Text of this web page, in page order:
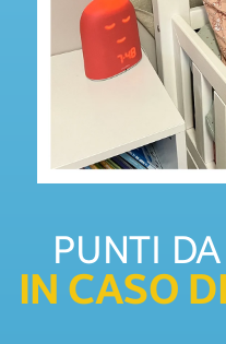
PUNTI
IN CASO